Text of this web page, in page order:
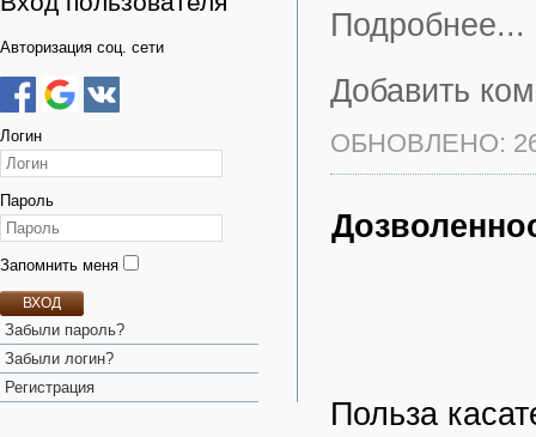
Авторизация соц. сети
Логин
Пароль
Запомнить меня
ВХОД
Забыли пароль?
Забыли логин?
Регистрация
Подробнее...
Добавить
ОБНОВЛЕНО:
Польза